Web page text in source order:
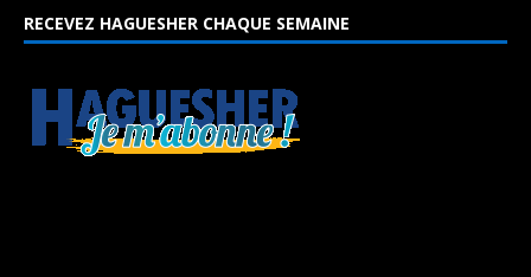
RECEVEZ HAGUESHER CHAQUE SEMAINE